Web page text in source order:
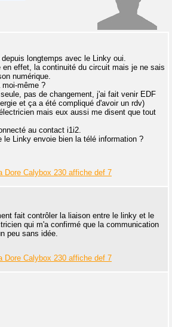
longtemps avec le Linky oui.
en effet, la continuité du circuit mais je ne sais
numérique.
même ?
pas de changement, j'ai fait venir EDF
et ça a été compliqué d'avoir un rdv)
mais eux aussi me disent que tout
au contact i1i2.
le Linky envoie bien la télé information ?
Dore Calybox 230 affiche def 7
fait contrôler la liaison entre le linky et le
qui m'a confirmé que la communication
peu sans idée.
Dore Calybox 230 affiche def 7